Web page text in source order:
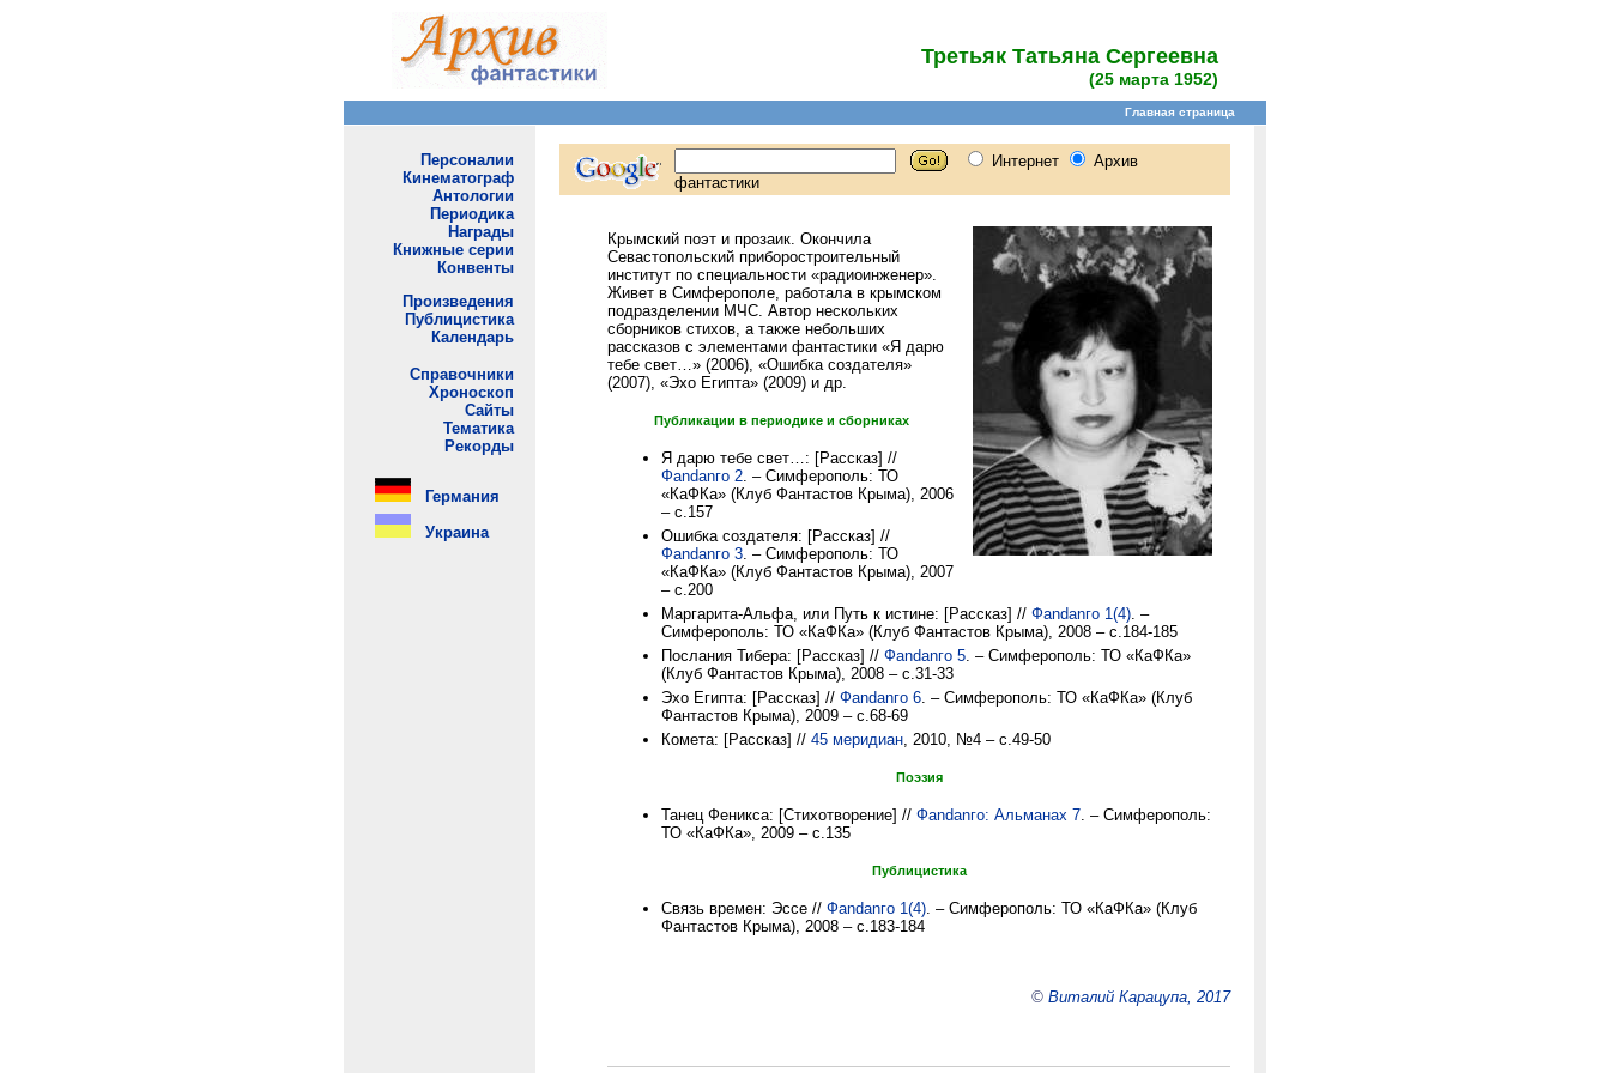
Третьяк Татьяна Сергеевна
(25 марта 1952)
Крымский поэт и прозаик. Окончила
Севастопольский приборостроительный
институт по специальности «радиоинженер».
Живет в Симферополе, работала в крымском
подразделении МЧС. Автор нескольких
сборников стихов, а также небольших
рассказов с элементами фантастики «Я дарю
тебе свет…» (2006), «Ошибка создателя»
(2007), «Эхо Египта» (2009) и др.
Публикации в периодике и сборниках
Я дарю тебе свет…: [Рассказ] //
Фаndanго 2. – Симферополь: ТО
«КаФКа» (Клуб Фантастов Крыма), 2006
– с.157
Ошибка создателя: [Рассказ] //
Фаndanго 3. – Симферополь: ТО
«КаФКа» (Клуб Фантастов Крыма), 2007
– с.200
Маргарита-Альфа, или Путь к истине: [Рассказ] // Фаndanго 1(4). –
Симферополь: ТО «КаФКа» (Клуб Фантастов Крыма), 2008 – с.184-185
Послания Тибера: [Рассказ] // Фаndanго 5. – Симферополь: ТО «КаФКа»
(Клуб Фантастов Крыма), 2008 – с.31-33
Эхо Египта: [Рассказ] // Фаndanго 6. – Симферополь: ТО «КаФКа» (Клуб
Фантастов Крыма), 2009 – с.68-69
Комета: [Рассказ] // 45 меридиан, 2010, №4 – с.49-50
Поэзия
Танец Феникса: [Стихотворение] // Фаndanго: Альманах 7. – Симферополь:
ТО «КаФКа», 2009 – с.135
Публицистика
Связь времен: Эссе // Фаndanго 1(4). – Симферополь: ТО «КаФКа» (Клуб
Фантастов Крыма), 2008 – с.183-184
© Виталий Карацупа, 2017